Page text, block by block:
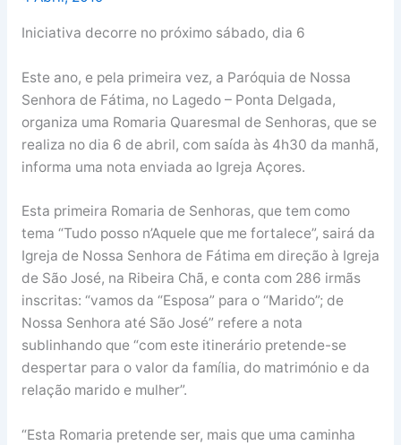
Iniciativa decorre no próximo sábado, dia 6
Este ano, e pela primeira vez, a Paróquia de Nossa
Senhora de Fátima, no Lagedo – Ponta Delgada,
organiza uma Romaria Quaresmal de Senhoras, que se
realiza no dia 6 de abril, com saída às 4h30 da manhã,
informa uma nota enviada ao Igreja Açores.
Esta primeira Romaria de Senhoras, que tem como
tema “Tudo posso n’Aquele que me fortalece”, sairá da
Igreja de Nossa Senhora de Fátima em direção à Igreja
de São José, na Ribeira Chã, e conta com 286 irmãs
inscritas: “vamos da “Esposa” para o “Marido”; de
Nossa Senhora até São José” refere a nota
sublinhando que “com este itinerário pretende-se
despertar para o valor da família, do matrimónio e da
relação marido e mulher”.
“Esta Romaria pretende ser, mais que uma caminha